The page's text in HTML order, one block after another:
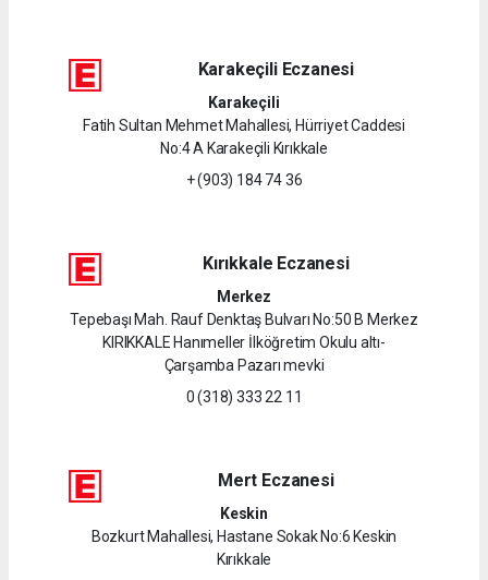
Karakeçili Eczanesi
Karakeçili
Fatih Sultan Mehmet Mahallesi, Hürriyet Caddesi
No:4 A Karakeçili Kırıkkale
+ (903) 184 74 36
Kırıkkale Eczanesi
Merkez
Tepebaşı Mah. Rauf Denktaş Bulvarı No:50 B Merkez
KIRIKKALE Hanımeller İlköğretim Okulu altı-
Çarşamba Pazarı mevki
0 (318) 333 22 11
Mert Eczanesi
Keskin
Bozkurt Mahallesi, Hastane Sokak No:6 Keskin
Kırıkkale